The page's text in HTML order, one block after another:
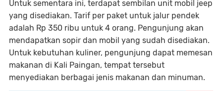
Untuk sementara ini, terdapat sembilan unit mobil jeep
yang disediakan. Tarif per paket untuk jalur pendek
adalah Rp 350 ribu untuk 4 orang. Pengunjung akan
mendapatkan sopir dan mobil yang sudah disediakan.
Untuk kebutuhan kuliner, pengunjung dapat memesan
makanan di Kali Paingan, tempat tersebut
menyediakan berbagai jenis makanan dan minuman.